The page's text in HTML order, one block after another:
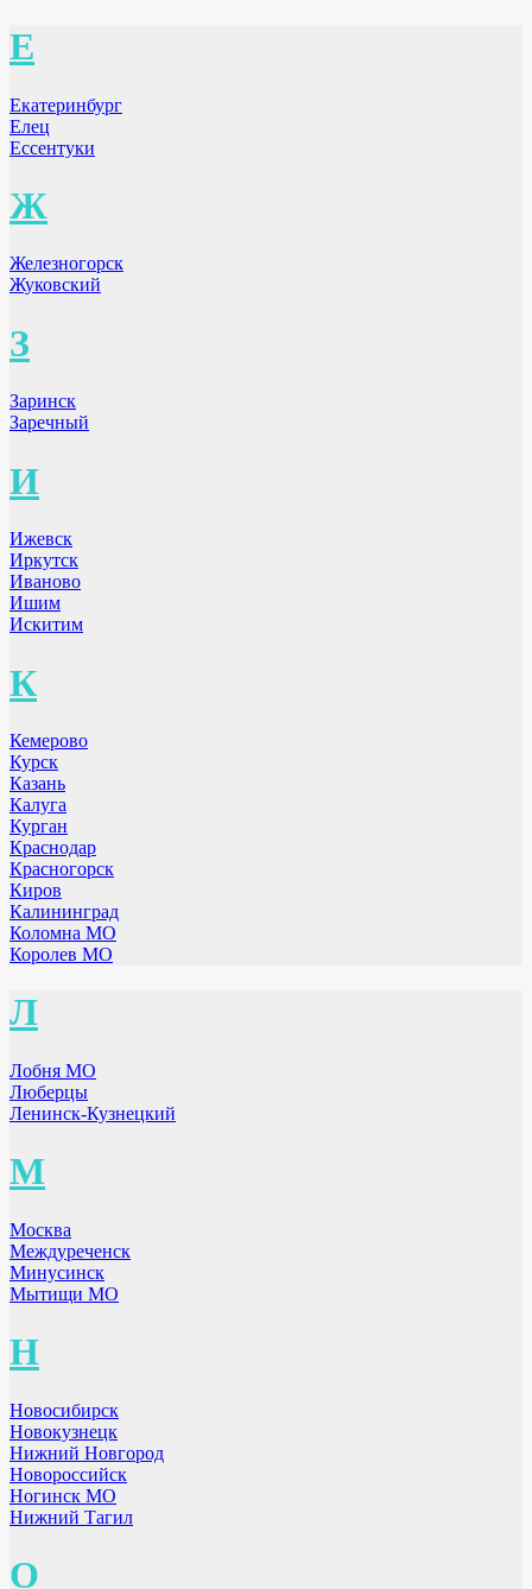
Е
Екатеринбург
Елец
Ессентуки
Ж
Железногорск
Жуковский
З
Заринск
Заречный
И
Ижевск
Иркутск
Иваново
Ишим
Искитим
К
Кемерово
Курск
Казань
Калуга
Курган
Краснодар
Красногорск
Киров
Калининград
Коломна МО
Королев МО
Л
Лобня МО
Люберцы
Ленинск-Кузнецкий
М
Москва
Междуреченск
Минусинск
Мытищи МО
Н
Новосибирск
Новокузнецк
Нижний Новгород
Новороссийск
Ногинск МО
Нижний Тагил
О